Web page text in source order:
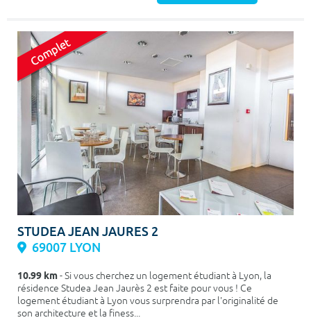
STUDEA JEAN JAURES 2
69007 LYON
10.99 km- Si vous cherchez un logement étudiant à Lyon, la
résidence Studea Jean Jaurès 2 est faite pour vous ! Ce
logement étudiant à Lyon vous surprendra par l'originalité de
son architecture et la finess...